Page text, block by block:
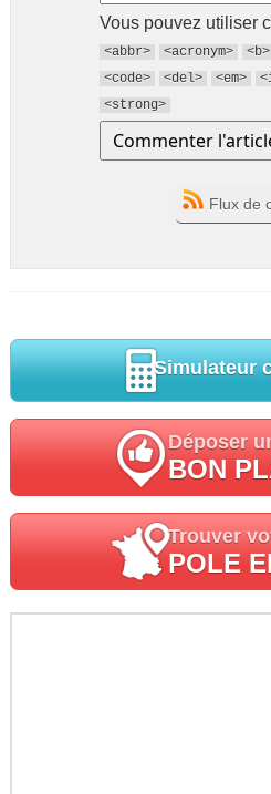
Vous pouvez utiliser
<abbr>
<acronym> <b>
<code>
<del> <em>
<strong>
Flux de
Simulateur
Déposer
BON
Trouver
POLE